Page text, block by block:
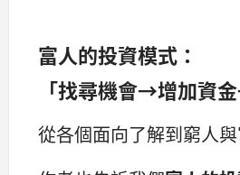
富人的投資模式：
「找尋機會→增加資金
從各個面向了解到窮人